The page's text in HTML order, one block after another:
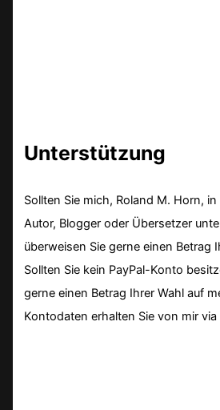
Unterstützung
Sollten Sie mich, Roland M. Horn,
Autor, Blogger oder Übersetzer
überweisen Sie gerne einen Betrag
Sollten Sie kein PayPal-Konto
gerne einen Betrag Ihrer Wahl auf
Kontodaten erhalten Sie von mir via